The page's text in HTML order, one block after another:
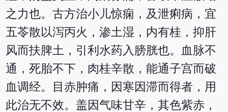
之力也。古方治小儿惊痫，及泄痢病，宜
五苓散以泻丙火，渗土湿，内有桂，抑肝
风而扶脾土，引利水药入膀胱也。血脉不
通，死胎不下，肉桂辛散，能通子宫而破
血调经。目赤肿痛，因寒因滞而得者，用
此治无不效。盖因气味甘辛，其色紫赤，